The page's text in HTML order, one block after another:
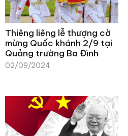
Thiêng liêng lễ thượng cờ
mừng Quốc khánh 2/9 tại
Quảng trường Ba Đình
02/09/2024